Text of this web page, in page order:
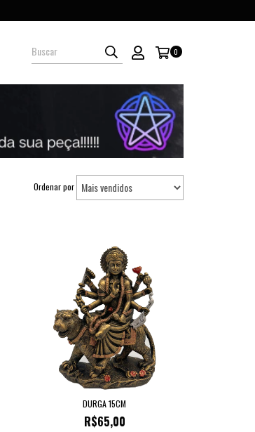
0
Ordenar por
DURGA 15CM
R$65,00